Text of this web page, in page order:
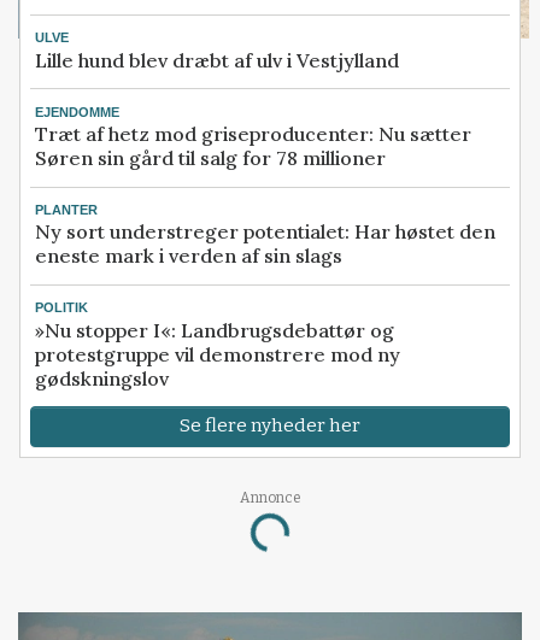
ULVE
Lille hund blev dræbt af ulv i Vestjylland
EJENDOMME
Træt af hetz mod griseproducenter: Nu sætter
Søren sin gård til salg for 78 millioner
PLANTER
Ny sort understreger potentialet: Har høstet den
eneste mark i verden af sin slags
POLITIK
»Nu stopper I«: Landbrugsdebattør og
protestgruppe vil demonstrere mod ny
gødskningslov
Se flere nyheder her
Annonce
Loading...